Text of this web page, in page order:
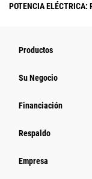
POTENCIA ELÉCTRICA:
Productos
Su Negocio
Financiación
Respaldo
Empresa